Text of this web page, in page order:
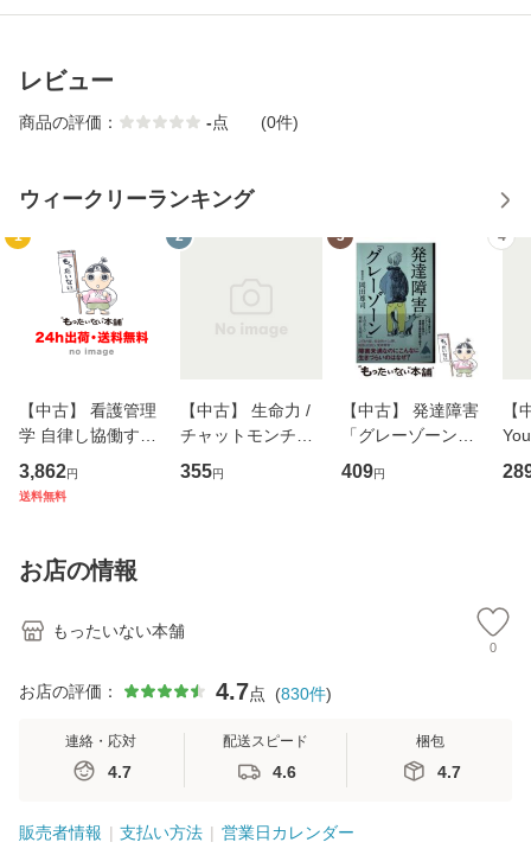
レビュー
商品の評価： -点 (0件)
ウィークリーランキング
1
【中古】 看護管理
学 自律し協働する
専門職の看護マネ
ジメントスキル 改
恵 藤本幸三 / 南江
堂 [単行
3,862円
送料無料
2
【中古】 生命力 /
チャットモンチー /
キューンレコード
[CD]【メール便送
355円
3
【中古】 発達障害
「グレーゾーン」
その正しい理解と
克服法 (SB新書 57
409円
4
【
のが
お店の情報
もったいない本舗
0
お店の評価： 4.7点 (830件)
連絡・応対
4.7
配送スピード
4.6
梱包
4.7
販売者情報 支払い方法 営業日カレンダー